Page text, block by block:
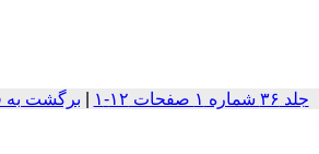
جلد ۳۶ شماره ۱ صفحات ۱۲-۱ برگشت به